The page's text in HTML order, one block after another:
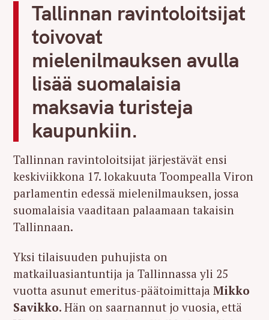
Tallinnan ravintoloitsijat
toivovat
mielenilmauksen avulla
lisää suomalaisia
maksavia turisteja
kaupunkiin.
Tallinnan ravintoloitsijat järjestävät ensi
keskiviikkona 17. lokakuuta Toompealla Viron
parlamentin edessä mielenilmauksen, jossa
suomalaisia vaaditaan palaamaan takaisin
Tallinnaan.
Yksi tilaisuuden puhujista on
matkailuasiantuntija ja Tallinnassa yli 25
vuotta asunut emeritus-päätoimittaja Mikko
Savikko. Hän on saarnannut jo vuosia, että